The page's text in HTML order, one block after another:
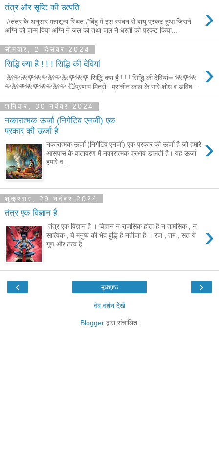
तंत्र और सृष्टि की उत्पति ›
#तंत्र के अनुसार महाशून्य स्थित #बिंदु में इस स्पंदन से वायु प्रकट हुआ जिसने
अग्नि को जन्म दिया अग्नि ने जल को तथा जल ने धरती को प्रकट किया...
सोमवार, 2 दिसंबर 2024
सिद्धि क्या है ! ! ! सिद्धि की देवियां ›
🌺🌹🌺🌹🌺🌹🌺🌹🌺🌹🌺🌹 सिद्धि क्या है ! ! ! सिद्धि की देवियां➖ 🌺🌹🌺
🌹🌺🌹🌺🌹🌺🌹🌺🌹 💥प्रणाम मित्रों ! प्राचीन काल के सारे शोध व अविष...
शनिवार, 30 नवंबर 2024
नकारात्मक ऊर्जा (निगेटिव एनर्जी) एक
प्रकार की ऊर्जा है
›
नकारात्मक ऊर्जा (निगेटिव एनर्जी) एक प्रकार की ऊर्जा है जो हमारे
आसपास के वातावरण में नकारात्मक प्रभाव डालती है। यह ऊर्जा
हमारे व...
शुक्रवार, 29 नवंबर 2024
तंत्र एक विज्ञान है
›
तंत्र एक विज्ञान है । विज्ञान न राजसिक होता है न तामसिक , न
सात्विक , ये मनुष्य की भेद बुद्धि है नतीजा है । रज , तम , सत ये
गुण और तत्व है ...
‹ ›
मुख्यपृष्ठ
वेब वर्शन देखें
Bloggerद्वारा संचालित.